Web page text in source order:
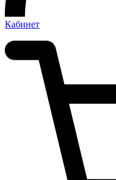
Кабинет